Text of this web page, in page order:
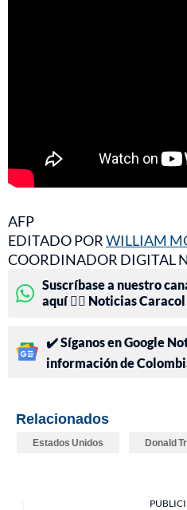
AFP
EDITADO PORWILLIAM
COORDINADOR DIGITAL
Suscríbase a nuestro
aquí 👉🏻 Noticias Caracol
✔️ Síganos en Google
información de
Relacionados
Estados Unidos Donald